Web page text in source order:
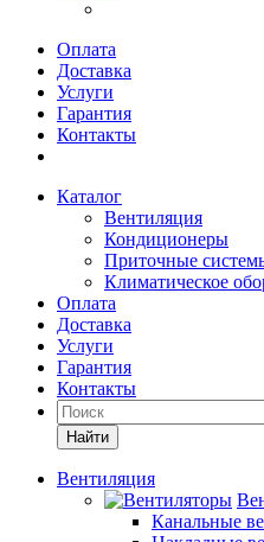
Оплата
Доставка
Услуги
Гарантия
Контакты
Каталог
Вентиляция
Кондиционеры
Приточные
Климатическое
Оплата
Доставка
Услуги
Гарантия
Контакты
Найти
Вентиляция
Канальные